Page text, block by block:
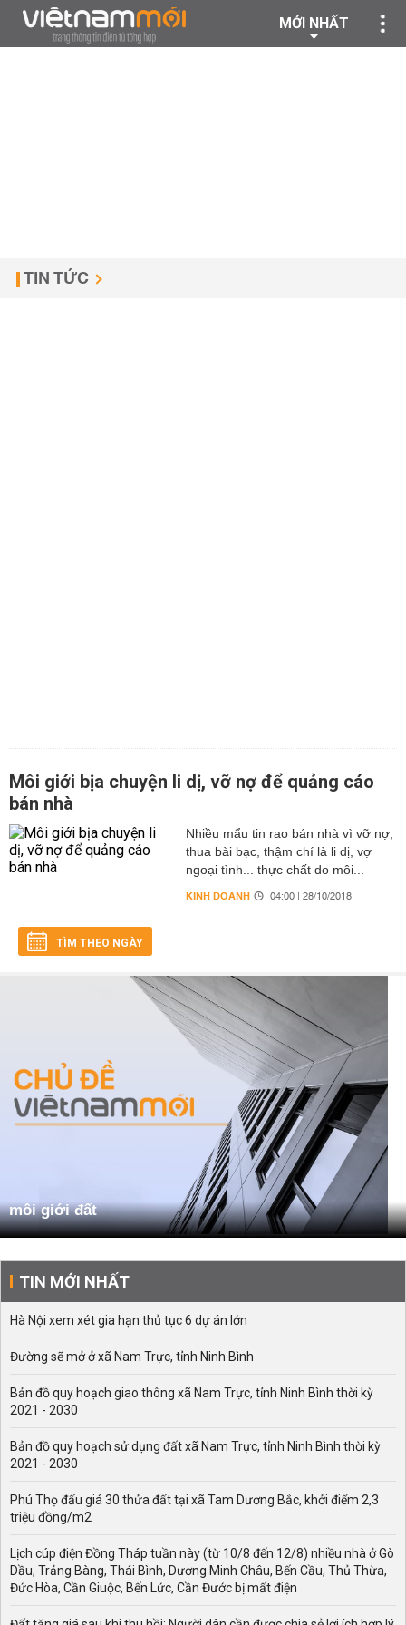
MỚI NHẤT
TIN TỨC
Môi giới bịa chuyện li dị, vỡ nợ để quảng cáo
bán nhà
Nhiều mẩu tin rao bán nhà vì vỡ nợ,
thua bài bạc, thậm chí là li dị, vợ
ngoại tình... thực chất do môi...
KINH DOANH 04:00 | 28/10/2018
TÌM THEO NGÀY
môi giới đất
TIN MỚI NHẤT
Hà Nội xem xét gia hạn thủ tục 6 dự án lớn
Đường sẽ mở ở xã Nam Trực, tỉnh Ninh Bình
Bản đồ quy hoạch giao thông xã Nam Trực, tỉnh Ninh Bình thời kỳ
2021 - 2030
Bản đồ quy hoạch sử dụng đất xã Nam Trực, tỉnh Ninh Bình thời kỳ
2021 - 2030
Phú Thọ đấu giá 30 thửa đất tại xã Tam Dương Bắc, khởi điểm 2,3
triệu đồng/m2
Lịch cúp điện Đồng Tháp tuần này (từ 10/8 đến 12/8) nhiều nhà ở Gò
Dầu, Trảng Bàng, Thái Bình, Dương Minh Châu, Bến Cầu, Thủ Thừa,
Đức Hòa, Cần Giuộc, Bến Lức, Cần Đước bị mất điện